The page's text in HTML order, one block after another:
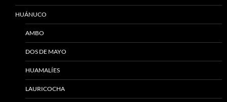
HUÁNUCO
AMBO
DOS DE MAYO
HUAMALÍES
LAURICOCHA